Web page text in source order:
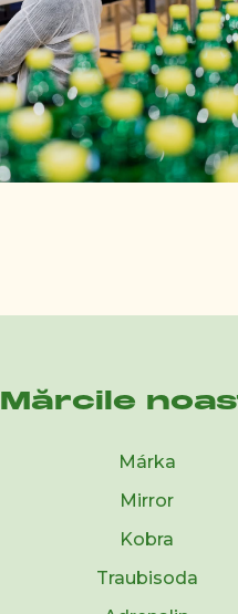
Mărcile
Márka
Mirror
Kobra
Traubisoda